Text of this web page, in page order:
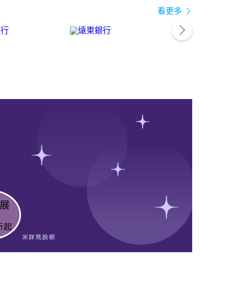
看更多